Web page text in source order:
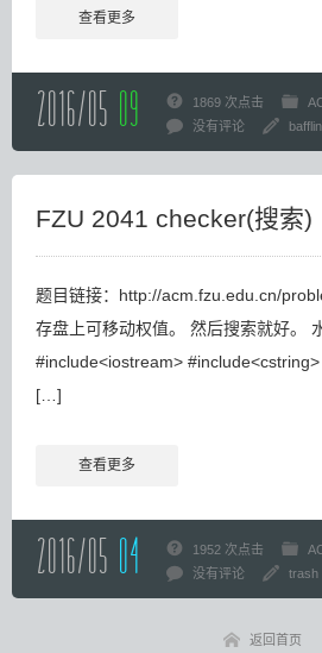
查看更多
2016/05 09 1869 次点击
没有评论
FZU 2041 checker(搜索)
题目链接：http://acm.fzu.edu.cn/
存盘上可移动权值。 然后搜索就好。
#include<iostream>
[…]
查看更多
2016/05 04 1952 次点击
没有评论
trash
返回首页